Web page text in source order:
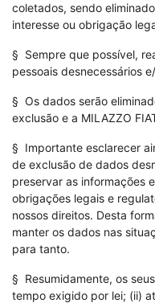
coletados, sendo
interesse ou obrigação
§ Sempre que possível,
pessoais desnecessários
§ Os dados serão
exclusão e a MILAZZO
§ Importante esclarecer
de exclusão de dados
preservar as informações
obrigações legais e
nossos direitos. Desta
manter os dados nas
para tanto.
§ Resumidamente, os
tempo exigido por lei; (ii)